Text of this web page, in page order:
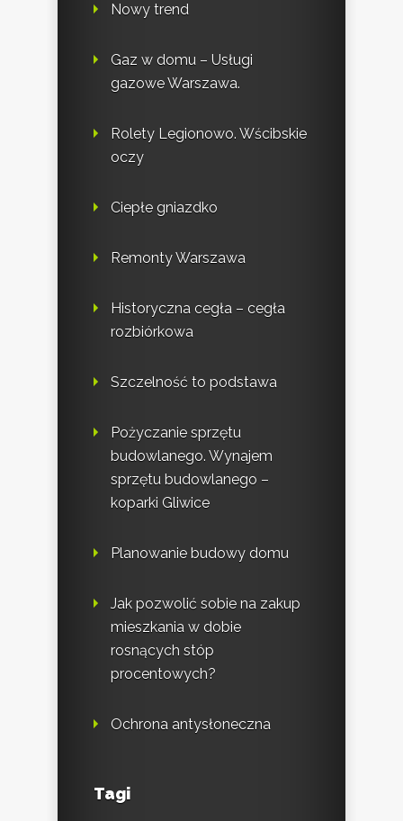
Nowy trend
Gaz w domu – Usługi
gazowe Warszawa.
Rolety Legionowo. Wścibskie
oczy
Ciepłe gniazdko
Remonty Warszawa
Historyczna cegła – cegła
rozbiórkowa
Szczelność to podstawa
Pożyczanie sprzętu
budowlanego. Wynajem
sprzętu budowlanego –
koparki Gliwice
Planowanie budowy domu
Jak pozwolić sobie na zakup
mieszkania w dobie
rosnących stóp
procentowych?
Ochrona antysłoneczna
Tagi